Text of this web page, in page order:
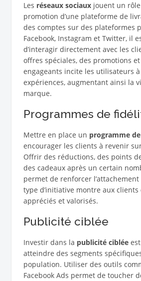
Les réseaux sociauxjouent un
promotion d’une plateforme de
des comptes sur des plateformes
Facebook, Instagram et Twitter, il
d’interagir directement avec les
offres spéciales, des promotions
engageants incite les utilisateurs
expériences, augmentant ainsi la
marque.
Programmes de
Mettre en place un programme
encourager les clients à revenir
Offrir des réductions, des points
des cadeaux après un certain
permet de renforcer
type d’initiative montre aux clients
appréciés et valorisés.
Publicité ciblée
Investir dans la publicité cibléeest
atteindre des segments
population. Utiliser des outils
Facebook Ads permet de toucher